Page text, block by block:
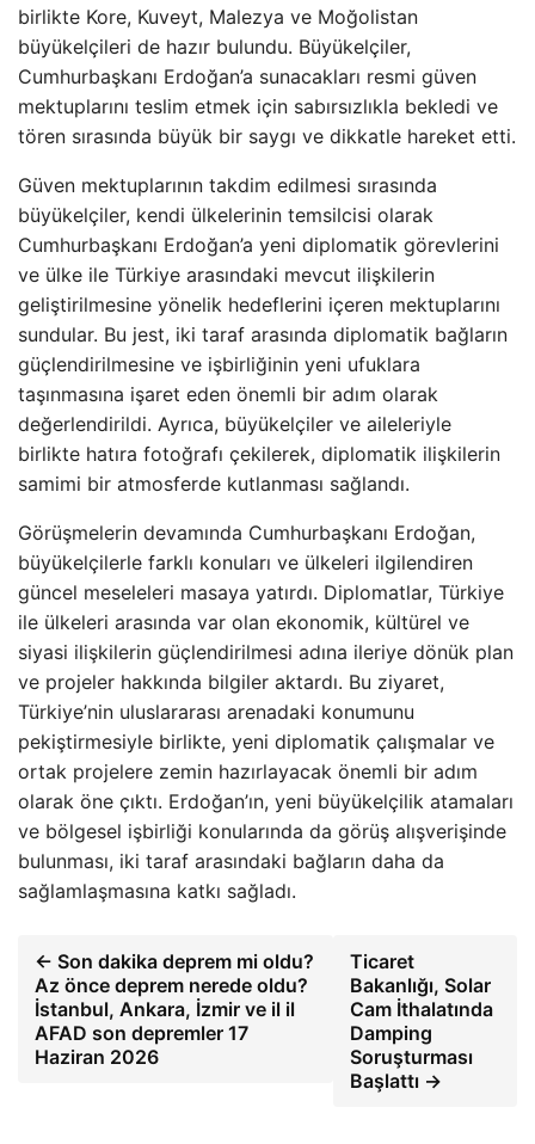
birlikte Kore, Kuveyt, Malezya ve Moğolistan
büyükelçileri de hazır bulundu. Büyükelçiler,
Cumhurbaşkanı Erdoğan’a sunacakları resmi güven
mektuplarını teslim etmek için sabırsızlıkla bekledi ve
tören sırasında büyük bir saygı ve dikkatle hareket etti.
Güven mektuplarının takdim edilmesi sırasında
büyükelçiler, kendi ülkelerinin temsilcisi olarak
Cumhurbaşkanı Erdoğan’a yeni diplomatik görevlerini
ve ülke ile Türkiye arasındaki mevcut ilişkilerin
geliştirilmesine yönelik hedeflerini içeren mektuplarını
sundular. Bu jest, iki taraf arasında diplomatik bağların
güçlendirilmesine ve işbirliğinin yeni ufuklara
taşınmasına işaret eden önemli bir adım olarak
değerlendirildi. Ayrıca, büyükelçiler ve aileleriyle
birlikte hatıra fotoğrafı çekilerek, diplomatik ilişkilerin
samimi bir atmosferde kutlanması sağlandı.
Görüşmelerin devamında Cumhurbaşkanı Erdoğan,
büyükelçilerle farklı konuları ve ülkeleri ilgilendiren
güncel meseleleri masaya yatırdı. Diplomatlar, Türkiye
ile ülkeleri arasında var olan ekonomik, kültürel ve
siyasi ilişkilerin güçlendirilmesi adına ileriye dönük plan
ve projeler hakkında bilgiler aktardı. Bu ziyaret,
Türkiye’nin uluslararası arenadaki konumunu
pekiştirmesiyle birlikte, yeni diplomatik çalışmalar ve
ortak projelere zemin hazırlayacak önemli bir adım
olarak öne çıktı. Erdoğan’ın, yeni büyükelçilik atamaları
ve bölgesel işbirliği konularında da görüş alışverişinde
bulunması, iki taraf arasındaki bağların daha da
sağlamlaşmasına katkı sağladı.
← Son dakika deprem mi oldu?
Az önce deprem nerede oldu?
İstanbul, Ankara, İzmir ve il il
AFAD son depremler 17
Haziran 2026
Ticaret
Bakanlığı, Solar
Cam İthalatında
Damping
Soruşturması
Başlattı →